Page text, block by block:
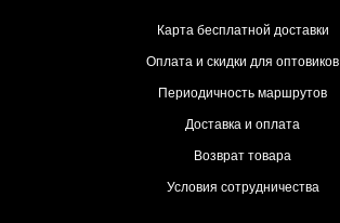
Карта бесплатной доставки
Оплата и скидки для оптовиков
Периодичность маршрутов
Доставка и оплата
Возврат товара
Условия сотрудничества